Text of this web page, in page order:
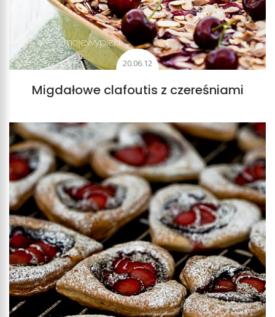
20.06.12
Migdałowe clafoutis z czereśniami